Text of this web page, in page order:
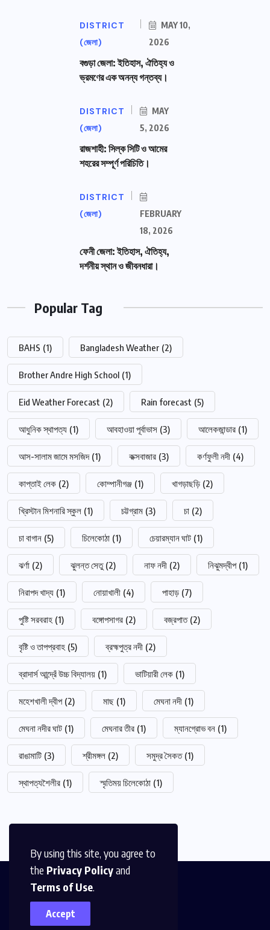
By using this site, you agree to
the Privacy Policyand
Terms of Use.
Accept
DISTRICT
(জেলা)
MAY 10,
2026
বগুড়া জেলা: ইতিহাস, ঐতিহ্য ও
ভ্রমণের এক অনন্য গন্তব্য।
DISTRICT
(জেলা)
MAY
5, 2026
রাজশাহী: সিল্ক সিটি ও আমের
শহরের সম্পূর্ণ পরিচিতি।
DISTRICT
(জেলা)
FEBRUARY
18, 2026
ফেনী জেলা: ইতিহাস, ঐতিহ্য,
দর্শনীয় স্থান ও জীবনধারা।
Popular Tag
BAHS (1) Bangladesh Weather (2)
Brother Andre High School (1)
Eid Weather Forecast (2) Rain forecast (5)
আধুনিক স্থাপত্য (1) আবহাওয়া পূর্বাভাস (3) আলেকজান্ডার (1)
আস-সালাম জামে মসজিদ (1) কক্সবাজার (3) কর্ণফুলী নদী (4)
কাপ্তাই লেক (2) কোম্পানীগঞ্জ (1) খাগড়াছড়ি (2)
খ্রিস্টান মিশনারি স্কুল (1) চট্টগ্রাম (3) চা (2)
চা বাগান (5) চিলেকোঠা (1) চেয়ারম্যান ঘাট (1)
ঝর্ণা (2) ঝুলন্ত সেতু (2) নাফ নদী (2) নিঝুমদ্বীপ (1)
নিরাপদ খাদ্য (1) নোয়াখালী (4) পাহাড় (7)
পুষ্টি সরবরাহ (1) বঙ্গোপসাগর (2) বজ্রপাত (2)
বৃষ্টি ও তাপপ্রবাহ (5) ব্রহ্মপুত্র নদী (2)
ব্রাদার্স আন্দ্রেঁ উচ্চ বিদ্যালয় (1) ভাটিয়ারী লেক (1)
মহেশখালী দ্বীপ (2) মাছ (1) মেঘনা নদী (1)
মেঘনা নদীর ঘাট (1) মেঘনার তীর (1) ম্যানগ্রোভ বন (1)
রাঙামাটি (3) শ্রীমঙ্গল (2) সমুদ্র সৈকত (1)
স্থাপত্যশৈলীর (1) স্মৃতিময় চিলেকোঠা (1)